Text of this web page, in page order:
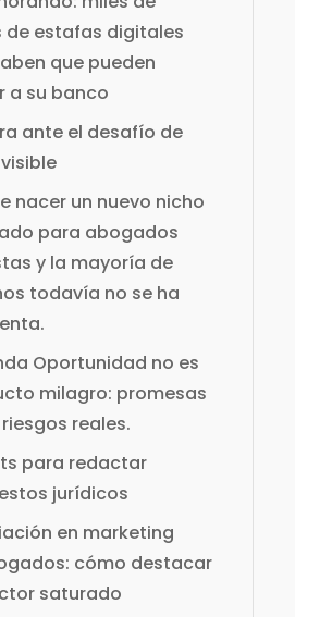
estafas digitales
que pueden
a su banco
ante el desafío de
nacer un nuevo nicho
para abogados
y la mayoría de
todavía no se ha
Oportunidad no es
milagro: promesas
reales.
para redactar
jurídicos
en marketing
cómo destacar
saturado